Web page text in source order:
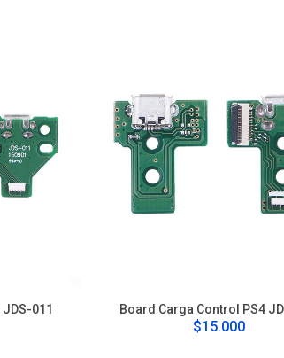
011 Board Carga Control PS4
$15.000